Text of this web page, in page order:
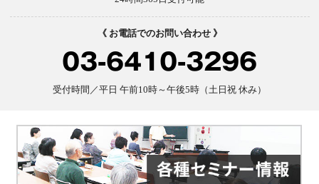
《 お電話でのお問い合わせ 》
03-6410-3296
受付時間／平日 午前10時～午後5時（土日祝 休み）